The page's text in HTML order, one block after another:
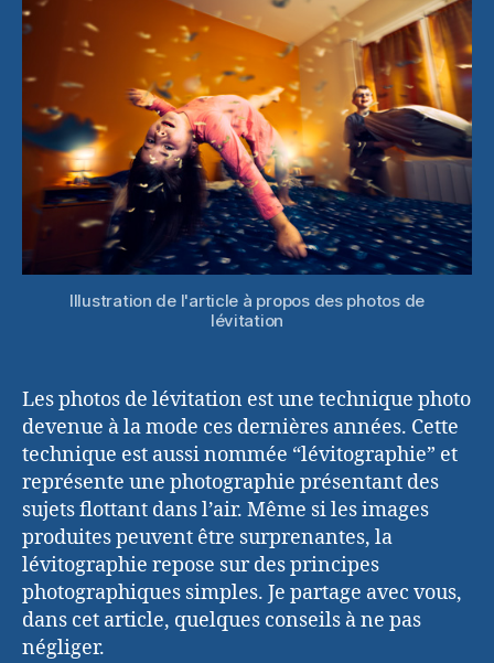
photo
de
lévitation
Illustration de l'article à propos des photos de
lévitation
Les photos de lévitation est une technique photo
devenue à la mode ces dernières années. Cette
technique est aussi nommée “lévitographie” et
représente une photographie présentant des
sujets flottant dans l’air. Même si les images
produites peuvent être surprenantes, la
lévitographie repose sur des principes
photographiques simples. Je partage avec vous,
dans cet article, quelques conseils à ne pas
négliger.